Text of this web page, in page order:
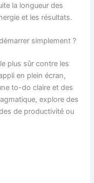
la longueur des
et les résultats.
simplement ?
plus sûr contre les
en plein écran,
to-do claire et des
explore des
de productivité ou